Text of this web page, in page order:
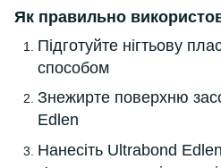
Як правильно
Підготуйте нігтьову
способом
Знежирте поверхню
Edlen
Нанесіть Ultrabond